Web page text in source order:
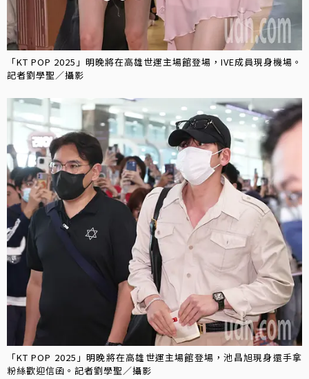
「KT POP 2025」明晚將在高雄世運主場館登場，IVE成員現身機場。
記者劉學聖／攝影
「KT POP 2025」明晚將在高雄世運主場館登場，池昌旭現身還手拿
粉絲歡迎信函。記者劉學聖／攝影